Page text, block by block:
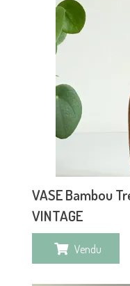
VASE Bambou
VINTAGE
Vendu